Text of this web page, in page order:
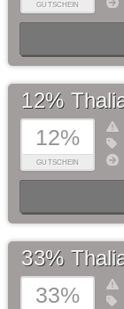
GUTSCHEIN
12%
GUTSCHEIN
12%
33%
33%